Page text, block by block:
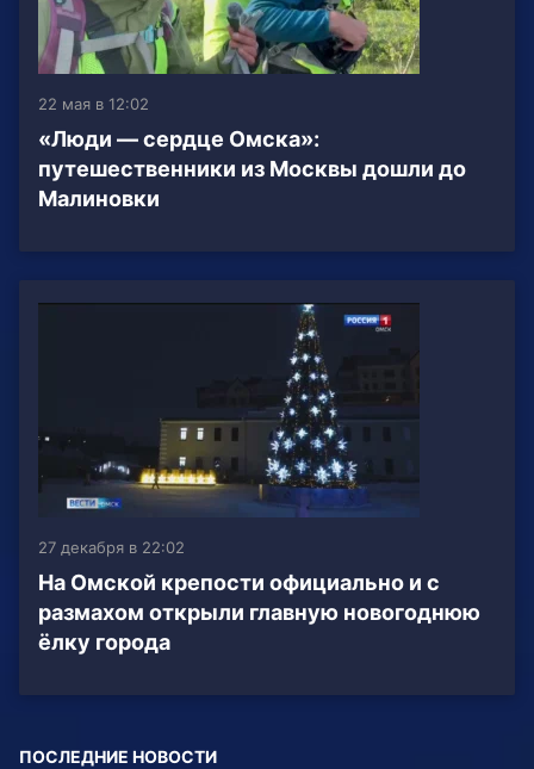
22 мая в 12:02
«Люди — сердце Омска»:
путешественники из Москвы дошли до
Малиновки
27 декабря в 22:02
На Омской крепости официально и с
размахом открыли главную новогоднюю
ёлку города
ПОСЛЕДНИЕ НОВОСТИ